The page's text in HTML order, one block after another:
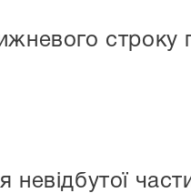
строку
невідбутої